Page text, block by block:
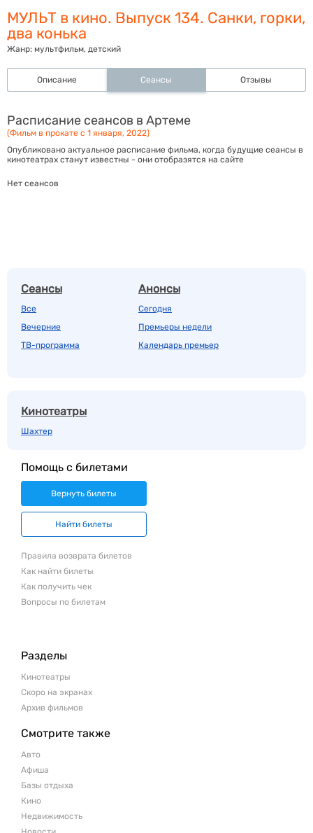
МУЛЬТ в кино. Выпуск 134. Санки, горки,
два конька
Жанр: мультфильм, детский
Описание Сеансы Отзывы
Расписание сеансов в Артеме
(Фильм в прокате с 1 января, 2022)
Опубликовано актуальное расписание фильма, когда будущие сеансы в
кинотеатрах станут известны - они отобразятся на сайте
Нет сеансов
Сеансы
Все
Вечерние
ТВ-программа
Анонсы
Сегодня
Премьеры недели
Календарь премьер
Кинотеатры
Шахтер
Помощь с билетами
Вернуть билеты
Найти билеты
Правила возврата билетов
Как найти билеты
Как получить чек
Вопросы по билетам
Разделы
Кинотеатры
Скоро на экранах
Архив фильмов
Смотрите также
Авто
Афиша
Базы отдыха
Кино
Недвижимость